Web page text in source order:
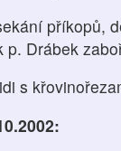
příkopů,
p. Drábek
s